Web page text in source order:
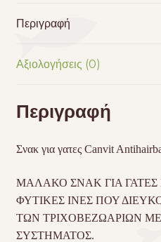
Περιγραφή
Αξιολογήσεις (0)
Περιγραφή
Σνακ για γατες Canvit
ΜΑΛΑΚΟ ΣΝΑΚ ΓΙΑ
ΦΥΤΙΚΕΣ ΙΝΕΣ ΠΟΥ
ΤΩΝ ΤΡΙΧΟΒΕΖΩΑΡΙΩΝ
ΣΥΣΤΗΜΑΤΟΣ.